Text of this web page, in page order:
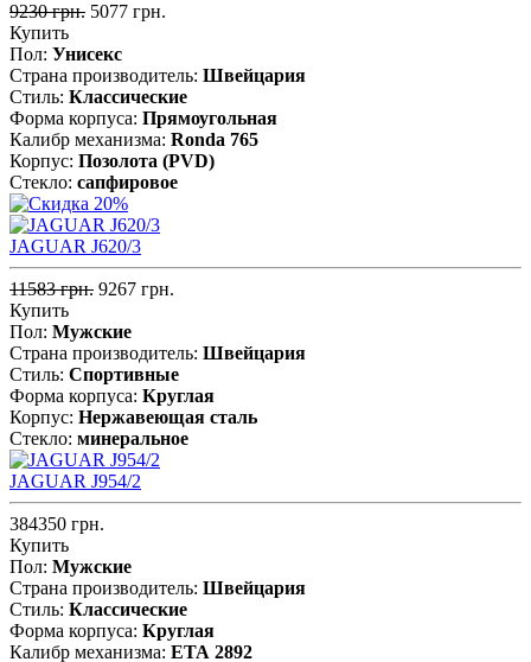
9230 грн. 5077 грн.
Купить
Пол: Унисекс
Страна производитель: Швейцария
Стиль: Классические
Форма корпуса: Прямоугольная
Калибр механизма: Ronda 765
Корпус: Позолота (PVD)
Стекло: сапфировое
JAGUAR J620/3
11583 грн. 9267 грн.
Купить
Пол: Мужские
Страна производитель: Швейцария
Стиль: Спортивные
Форма корпуса: Круглая
Корпус: Нержавеющая cталь
Стекло: минеральное
JAGUAR J954/2
384350 грн.
Купить
Пол: Мужские
Страна производитель: Швейцария
Стиль: Классические
Форма корпуса: Круглая
Калибр механизма: ЕТА 2892